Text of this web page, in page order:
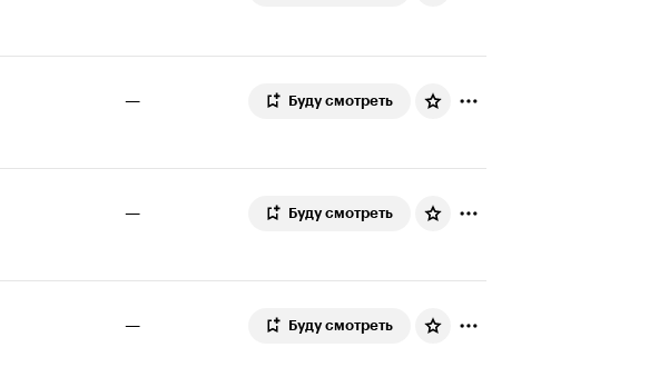
— Буду смотреть
— Буду смотреть
— Буду смотреть